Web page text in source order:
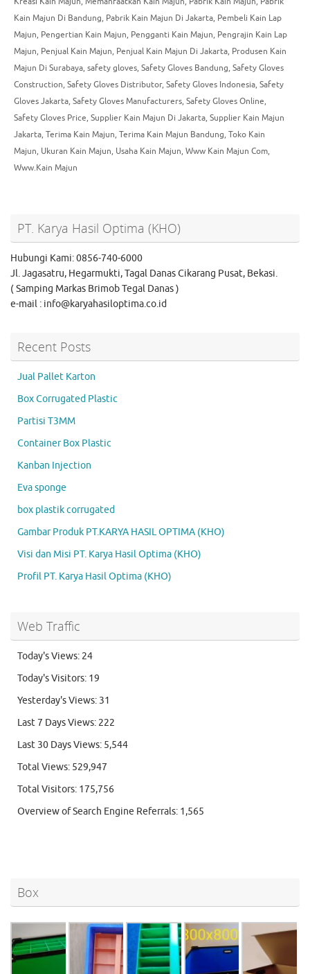
Kain Majun Di Bandung, Pabrik Kain Majun Di Jakarta, Pembeli Kain Lap
Majun, Pengertian Kain Majun, Pengganti Kain Majun, Pengrajin Kain Lap
Majun, Penjual Kain Majun, Penjual Kain Majun Di Jakarta, Produsen Kain
Majun Di Surabaya, safety gloves, Safety Gloves Bandung, Safety Gloves
Construction, Safety Gloves Distributor, Safety Gloves Indonesia, Safety
Gloves Jakarta, Safety Gloves Manufacturers, Safety Gloves Online,
Safety Gloves Price, Supplier Kain Majun Di Jakarta, Supplier Kain Majun
Jakarta, Terima Kain Majun, Terima Kain Majun Bandung, Toko Kain
Majun, Ukuran Kain Majun, Usaha Kain Majun, Www Kain Majun Com,
Www.Kain Majun
PT. Karya Hasil Optima (KHO)
Hubungi Kami: 0856-740-6000
Jl. Jagasatru, Hegarmukti, Tagal Danas Cikarang Pusat, Bekasi.
( Samping Markas Brimob Tegal Danas )
e-mail : info@karyahasiloptima.co.id
Recent Posts
Jual Pallet Karton
Box Corrugated Plastic
Partisi T3MM
Container Box Plastic
Kanban Injection
Eva sponge
box plastik corrugated
Gambar Produk PT.KARYA HASIL OPTIMA (KHO)
Visi dan Misi PT. Karya Hasil Optima (KHO)
Profil PT. Karya Hasil Optima (KHO)
Web Traffic
Today's Views: 24
Today's Visitors: 19
Yesterday's Views: 31
Last 7 Days Views: 222
Last 30 Days Views: 5,544
Total Views: 529,947
Total Visitors: 175,756
Overview of Search Engine Referrals: 1,565
Box